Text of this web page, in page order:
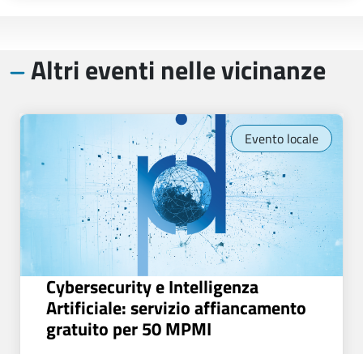
Altri eventi nelle vicinanze
Evento locale
Cybersecurity e Intelligenza
Artificiale: servizio affiancamento
gratuito per 50 MPMI